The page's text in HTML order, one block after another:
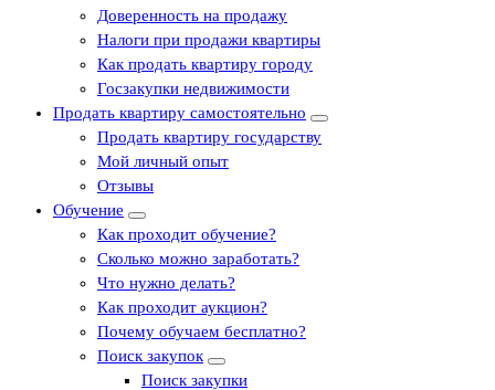
Доверенность на продажу
Налоги при продажи квартиры
Как продать квартиру городу
Госзакупки недвижимости
Продать квартиру самостоятельно
Продать квартиру государству
Мой личный опыт
Отзывы
Обучение
Как проходит обучение?
Сколько можно заработать?
Что нужно делать?
Как проходит аукцион?
Почему обучаем бесплатно?
Поиск закупок
Поиск закупки